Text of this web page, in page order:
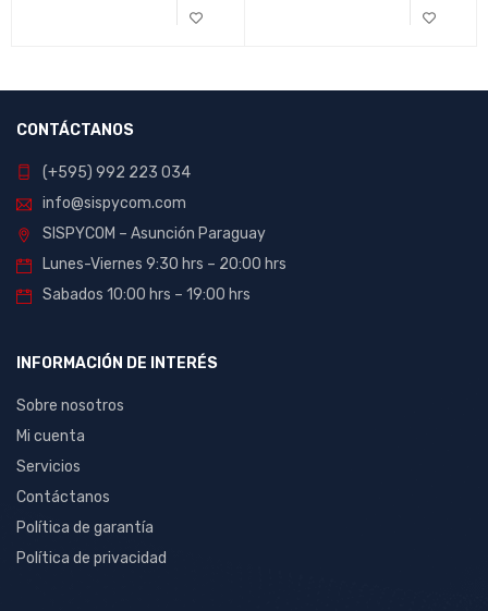
CONTÁCTANOS
(+595) 992 223 034
info@sispycom.com
SISPYCOM – Asunción Paraguay
Lunes-Viernes 9:30 hrs – 20:00 hrs
Sabados 10:00 hrs – 19:00 hrs
INFORMACIÓN DE INTERÉS
Sobre nosotros
Mi cuenta
Servicios
Contáctanos
Política de garantía
Política de privacidad